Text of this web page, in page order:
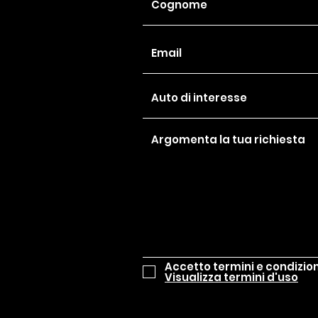
Accetto termini e
Visualizza termini d'uso